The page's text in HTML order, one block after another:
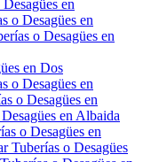
en
o Desagües en
o Desagües en
en Dos
o Desagües en
o Desagües en
en Albaida
o Desagües en
Tuberías o Desagües